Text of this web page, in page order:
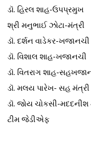
ડૉ. હિરલ શાહ-ઉપપ્રમુખ
શ્રી મનુભાઈ ઝોટા-મંત્રી
ડૉ. દર્શન વાડેકર-ખજાનચી
ડૉ. વિશાલ શાહ-ખજાનચી
ડૉ. વિતરાગ શાહ-
ડૉ. મલય પારેખ- સહ મંત્રી
ડૉ. જોય ચોકસી-મદદનીશ
ટીમ જેડીએફ